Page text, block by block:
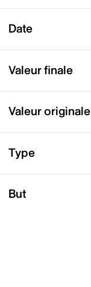
Date
Valeur finale
Valeur originale
Type
But